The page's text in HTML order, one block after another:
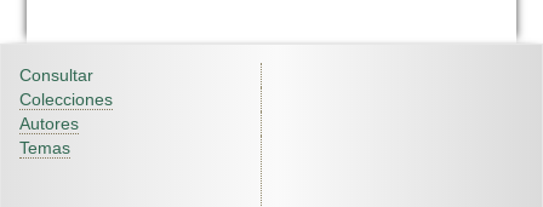
Consultar
Colecciones
Autores
Temas